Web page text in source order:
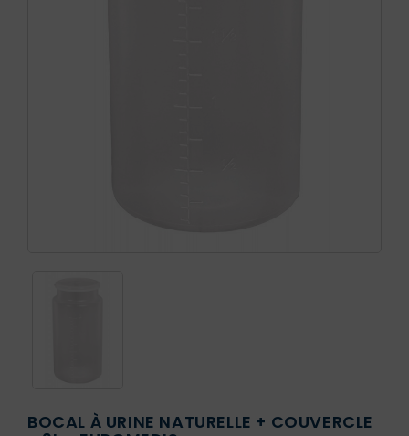
BOCAL À URINE NATURELLE + COUVERCLE